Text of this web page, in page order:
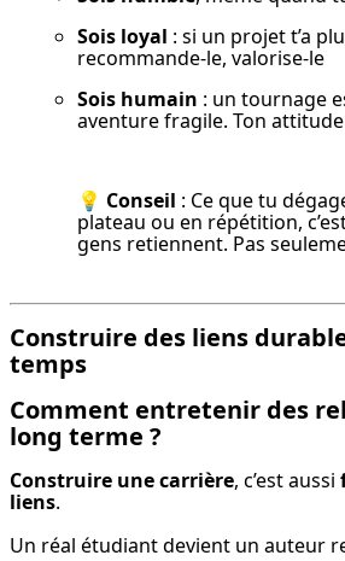
Sois loyal : si un projet t’a
recommande-le, valorise-le
Sois humain : un tournage
aventure fragile. Ton
💡 Conseil : Ce que tu
plateau ou en répétition,
gens retiennent. Pas
Construire des liens
temps
Comment entretenir des
long terme ?
Construire une carrière, c’est aussi
liens.
Un réal étudiant devient un auteur